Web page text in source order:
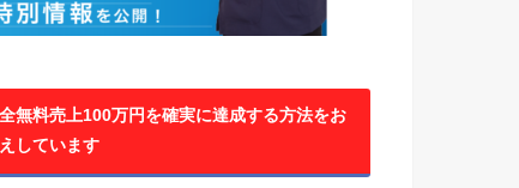
無料売上100万円を確実に達成する方法をお
しています